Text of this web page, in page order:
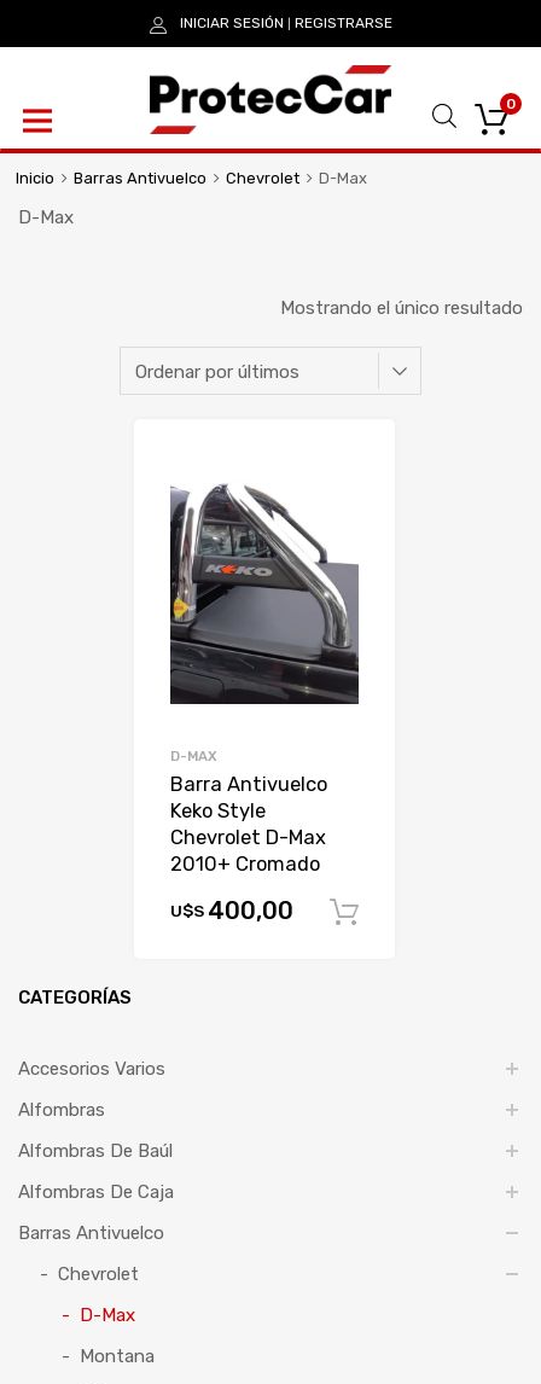
INICIAR SESIÓN REGISTRARSE
0
Inicio Barras Antivuelco Chevrolet D-Max
D-Max
Mostrando el único resultado
D-MAX
Barra Antivuelco
Keko Style
Chevrolet D-Max
2010+ Cromado
U$S 400,00
CATEGORÍAS
Accesorios Varios
Alfombras
Alfombras De Baúl
Alfombras De Caja
Barras Antivuelco
Chevrolet
D-Max
Montana